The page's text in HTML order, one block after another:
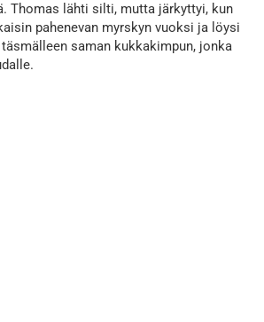
Thomas lähti silti, mutta järkyttyi, kun
pahenevan myrskyn vuoksi ja löysi
saman kukkakimpun, jonka